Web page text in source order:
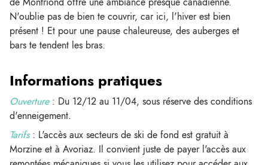
N'oublie pas de bien te couvrir, car ici, l'hiver est bien
présent ! Et pour une pause chaleureuse, des auberges et
bars te tendent les bras.
Informations pratiques
Ouverture: Du 12/12 au 11/04, sous réserve des conditions
d'enneigement.
Tarifs: L'accès aux secteurs de ski de fond est gratuit à
Morzine et à Avoriaz. Il convient juste de payer l'accès aux